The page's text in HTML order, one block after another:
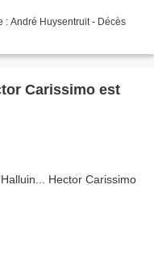
: André Huysentruit - Décès
Carissimo est